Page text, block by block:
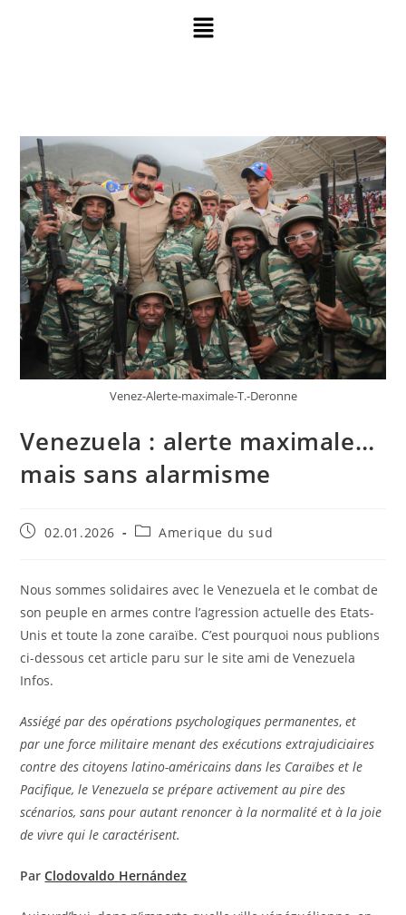
Venez-Alerte-maximale-T.-Deronne
Venezuela : alerte maximale…
mais sans alarmisme
02.01.2026 Amerique du sud
Nous sommes solidaires avec le Venezuela et le combat de
son peuple en armes contre l’agression actuelle des Etats-
Unis et toute la zone caraïbe. C’est pourquoi nous publions
ci-dessous cet article paru sur le site ami de Venezuela
Infos.
Assiégé par des opérations psychologiques permanentes, et
par une force militaire menant des exécutions extrajudiciaires
contre des citoyens latino-américains dans les Caraïbes et le
Pacifique, le Venezuela se prépare activement au pire des
scénarios, sans pour autant renoncer à la normalité et à la joie
de vivre qui le caractérisent.
ParClodovaldo Hernández